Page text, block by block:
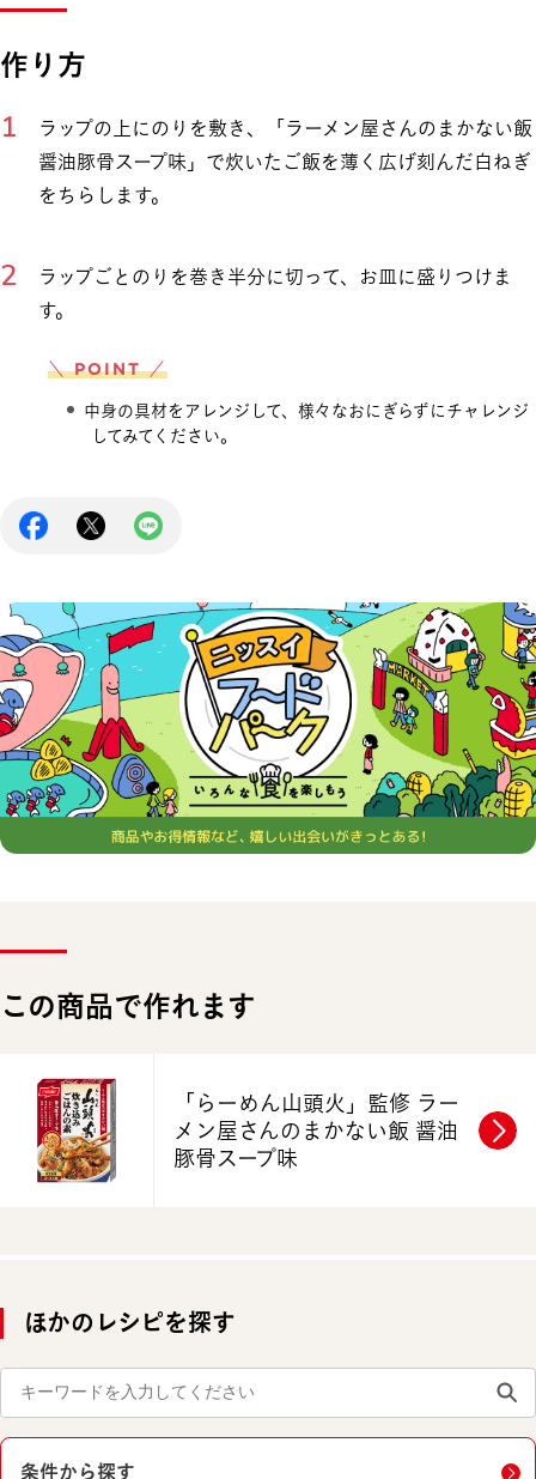
作り方
ラップの上にのりを敷き、「ラーメン屋さんのまかない飯
醤油豚骨スープ味」で炊いたご飯を薄く広げ刻んだ白ねぎ
をちらします。
ラップごとのりを巻き半分に切って、お皿に盛りつけま
す。
＼ POINT ／
中身の具材をアレンジして、様々なおにぎらずにチャレンジ
してみてください。
この商品で作れます
「らーめん山頭火」監修 ラー
メン屋さんのまかない飯 醤油
豚骨スープ味
ほかのレシピを探す
条件から探す